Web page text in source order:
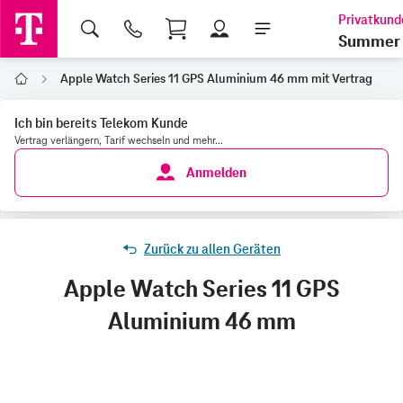
Shopping Cart
Summer
Home Apple Watch Series 11 GPS Aluminium 46 mm mit Vertrag
Ich bin bereits Telekom Kunde
Vertrag verlängern, Tarif wechseln und mehr...
Anmelden
Zurück zu allen Geräten
Apple Watch Series 11 GPS
Aluminium 46 mm